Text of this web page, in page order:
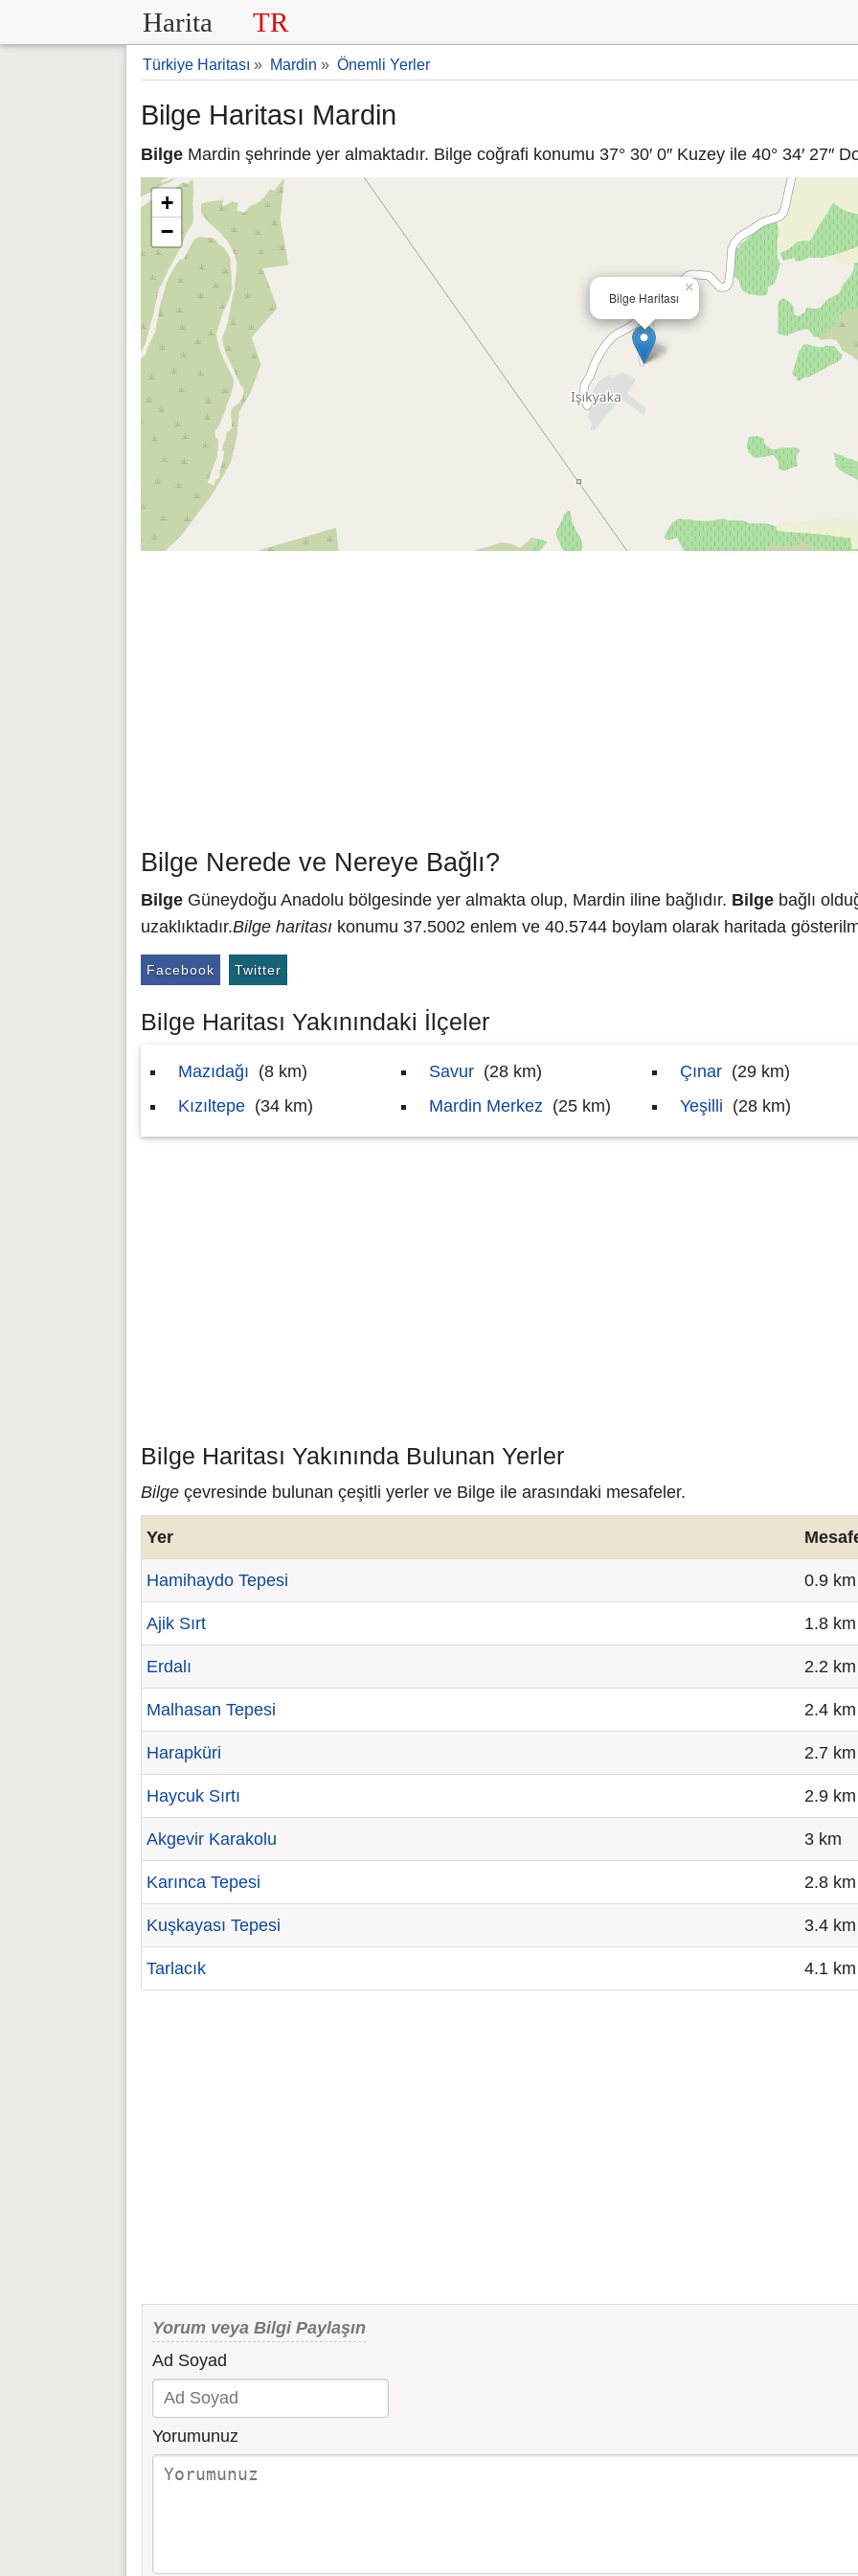
Harita TR
Türkiye Haritası » Mardin » Önemli Yerler
Bilge Haritası Mardin
Bilge Mardin şehrinde yer almaktadır. Bilge coğrafi konumu 37° 30′ 0″ Kuzey ile 40° 34′ 27″
Bilge Haritası
×
+
−
Bilge Nerede ve Nereye Bağlı?
Bilge Güneydoğu Anadolu bölgesinde yer almakta olup, Mardin iline bağlıdır. Bilge bağlı
uzaklıktadır.Bilge haritası konumu 37.5002 enlem ve 40.5744 boylam olarak haritada
Facebook Twitter
Bilge Haritası Yakınındaki İlçeler
Mazıdağı (8 km)
Kızıltepe (34 km)
Savur (28 km)
Mardin Merkez (25 km)
Çınar (29 km)
Yeşilli (28 km)
Bilge Haritası Yakınında Bulunan Yerler
Bilge çevresinde bulunan çeşitli yerler ve Bilge ile arasındaki mesafeler.
Yer
Hamihaydo Tepesi 0.9 km
Ajik Sırt 1.8 km
Erdalı 2.2 km
Malhasan Tepesi 2.4 km
Harapküri 2.7 km
Haycuk Sırtı 2.9 km
Akgevir Karakolu 3 km
Karınca Tepesi 2.8 km
Kuşkayası Tepesi 3.4 km
Tarlacık 4.1 km
Yorum veya Bilgi Paylaşın
Ad Soyad
Yorumunuz